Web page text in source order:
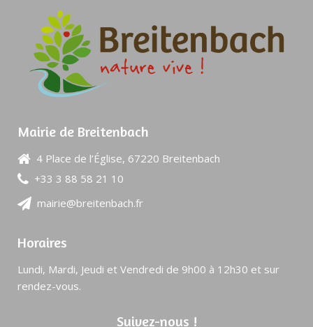
Mairie de Breitenbach
4 Place de l’Église, 67220 Breitenbach
+33 3 88 58 21 10
mairie@breitenbach.fr
Horaires
Lundi, Mardi, Jeudi et Vendredi de 9h00 à 12h30 et sur
rendez-vous.
Suivez-nous !